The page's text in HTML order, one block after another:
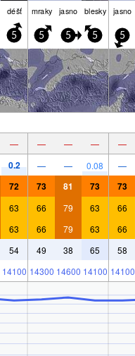
déšť mraky jasno blesky jasno
5 5 5 5 5
— — — — —
0.2 — — 0.08 —
72 73 81 73 73
63 66 79 63 66
63 66 79 63 66
54 49 38 65 58
14100 14300 14600 14100 14100